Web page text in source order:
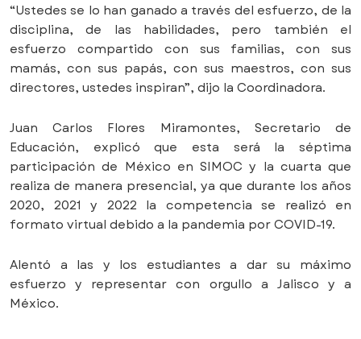
“Ustedes se lo han ganado a través del esfuerzo, de la
disciplina, de las habilidades, pero también el
esfuerzo compartido con sus familias, con sus
mamás, con sus papás, con sus maestros, con sus
directores, ustedes inspiran”, dijo la Coordinadora.
Juan Carlos Flores Miramontes, Secretario de
Educación, explicó que esta será la séptima
participación de México en SIMOC y la cuarta que
realiza de manera presencial, ya que durante los años
2020, 2021 y 2022 la competencia se realizó en
formato virtual debido a la pandemia por COVID-19.
Alentó a las y los estudiantes a dar su máximo
esfuerzo y representar con orgullo a Jalisco y a
México.